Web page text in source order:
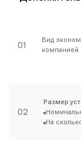
01
Вид
компанией
02
Размер
На